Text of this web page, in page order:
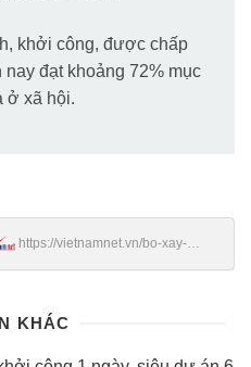
khởi công, được chấp
đạt khoảng 72% mục
ở xã hội.
https://vietnamnet.vn/bo-xay-
KHÁC